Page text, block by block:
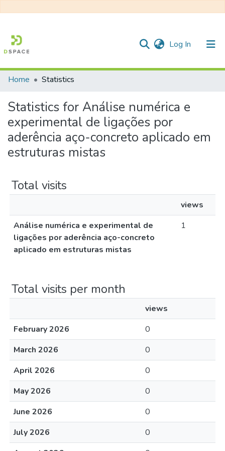
Log In (current)
All of DSpace
Home Statistics
Statistics for Análise numérica e
experimental de ligações por
aderência aço-concreto aplicado em
estruturas mistas
Total visits
views
Análise numérica e experimental de
ligações por aderência aço-concreto
aplicado em estruturas mistas
1
Total visits per month
views
February 2026
0
March 2026
0
April 2026
0
May 2026
0
June 2026
0
July 2026
0